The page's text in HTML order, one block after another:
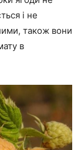
і не
також вони
в